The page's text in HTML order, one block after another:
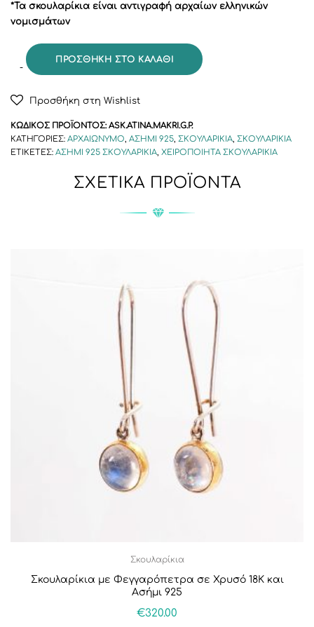
*Τα σκουλαρίκια είναι αντιγραφή αρχαίων ελληνικών
νομισμάτων
ΠΡΟΣΘΉΚΗ ΣΤΟ ΚΑΛΆΘΙ
Προσθήκη στη Wishlist
ΚΩΔΙΚΌΣ ΠΡΟΪΌΝΤΟΣ: ASK.ATINA.MAKRI.G.P.
ΚΑΤΗΓΟΡΊΕΣ: ΑΡΧΑΙΏΝΥΜΟ, ΑΣΉΜΙ 925, ΣΚΟΥΛΑΡΊΚΙΑ, ΣΚΟΥΛΑΡΊΚΙΑ
ΕΤΙΚΈΤΕΣ: ΑΣΉΜΙ 925 ΣΚΟΥΛΑΡΊΚΙΑ, ΧΕΙΡΟΠΟΊΗΤΑ ΣΚΟΥΛΑΡΊΚΙΑ
ΣΧΕΤΙΚΆ ΠΡΟΪΌΝΤΑ
Σκουλαρίκια
Σκουλαρίκια με Φεγγαρόπετρα σε Χρυσό 18Κ και
Ασήμι 925
€320.00